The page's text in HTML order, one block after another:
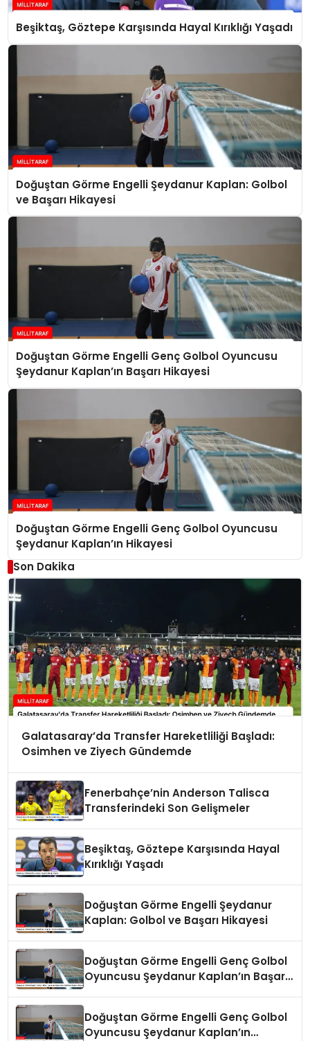
Beşiktaş, Göztepe Karşısında Hayal Kırıklığı Yaşadı
Doğuştan Görme Engelli Şeydanur Kaplan: Golbol
ve Başarı Hikayesi
Doğuştan Görme Engelli Genç Golbol Oyuncusu
Şeydanur Kaplan’ın Başarı Hikayesi
Doğuştan Görme Engelli Genç Golbol Oyuncusu
Şeydanur Kaplan’ın Hikayesi
Son Dakika
Galatasaray’da Transfer Hareketliliği Başladı:
Osimhen ve Ziyech Gündemde
Fenerbahçe’nin Anderson Talisca
Transferindeki Son Gelişmeler
Beşiktaş, Göztepe Karşısında Hayal
Kırıklığı Yaşadı
Doğuştan Görme Engelli Şeydanur
Kaplan: Golbol ve Başarı Hikayesi
Doğuştan Görme Engelli Genç Golbol
Oyuncusu Şeydanur Kaplan’ın Başarı
Doğuştan Görme Engelli Genç Golbol
Oyuncusu Şeydanur Kaplan’ın